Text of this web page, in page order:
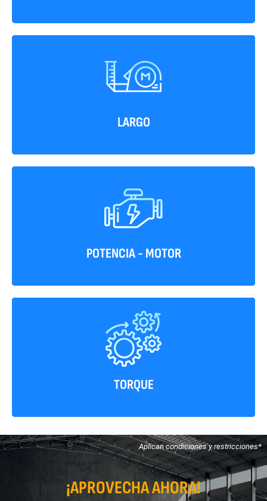
LARGO
7955 mm
POTENCIA - MOTOR
168 HP/2.600 RPM
TORQUE
61 Kgf-m/1300 rpm
Aplican condiciones y restricciones*
¡APROVECHA AHORA!